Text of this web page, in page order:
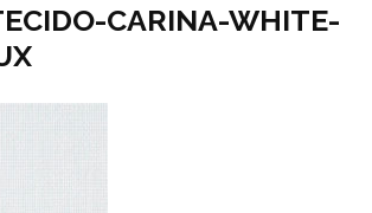
CARINA-WHITE-